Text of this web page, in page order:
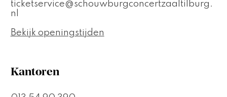
ticketservice@schouwburgconcertzaaltilburg.
nl
Bekijk openingstijden
Kantoren